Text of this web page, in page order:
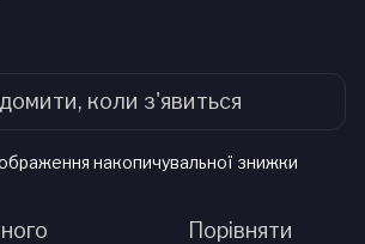
коли з'явиться
накопичувальної знижки
Порівняти